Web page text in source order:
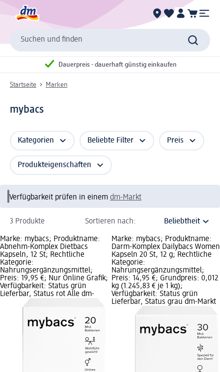
Suchen und finden
Dauerpreis - dauerhaft günstig einkaufen
Startseite Marken
mybacs
Kategorien Beliebte Filter Preis
Produkteigenschaften
Verfügbarkeit prüfen in einem dm-Markt
3 Produkte Sortieren nach:
Marke: mybacs; Produktname:
Abnehm-Komplex Dietbacs
Kapseln, 12 St; Rechtliche
Kategorie:
Nahrungsergänzungsmittel;
Preis: 19,95 €; Nur Online Grafik;
Verfügbarkeit: Status grün
Lieferbar, Status rot Alle dm-
Marke: mybacs; Produktname:
Darm-Komplex Dailybacs Women
Kapseln 20 St, 12 g; Rechtliche
Kategorie:
Nahrungsergänzungsmittel;
Preis: 14,95 €; Grundpreis: 0,012
kg (1.245,83 € je 1 kg);
Verfügbarkeit: Status grün
Lieferbar, Status grau dm-Markt